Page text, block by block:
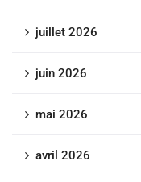
juillet 2026
juin 2026
mai 2026
avril 2026